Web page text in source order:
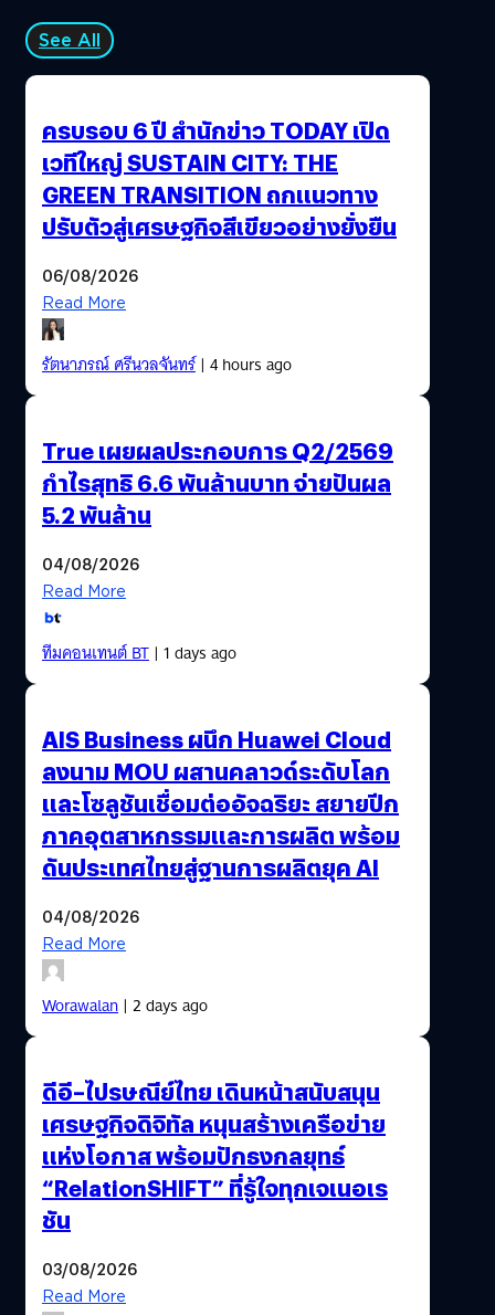
อาการเรื้อรังและรุนแรงขึ้นกว่าเดิมได้ ด้วยเหตุผลนี้การตอบ
คำถามของหมออย่างตรงไปตรงมาคงจำเป็นต่อการรักษา
อย่างยิ่ง และเชื่อเถอะว่าหมอเคยได้ยินมาหมดแล้ว 4. ถามซ้ำ
ต้องจำกัดเวลาในการให้บริการ ซึ่งอาจทำให้ทุกอย่างดูเร็วไป
หมด…
See All
ครบรอบ 6 ปี สำนักข่าว TODAY เปิด
เวทีใหญ่ SUSTAIN CITY: THE
GREEN TRANSITION ถกแนวทาง
ปรับตัวสู่เศรษฐกิจสีเขียวอย่างยั่งยืน
06/08/2026
Read More
รัตนาภรณ์ ศรีนวลจันทร์| 4 hours ago
True เผยผลประกอบการ Q2/2569
กำไรสุทธิ 6.6 พันล้านบาท จ่ายปันผล
5.2 พันล้าน
04/08/2026
Read More
ทีมคอนเทนต์ BT| 1 days ago
AIS Business ผนึก Huawei Cloud
ลงนาม MOU ผสานคลาวด์ระดับโลก
และโซลูชันเชื่อมต่ออัจฉริยะ สยายปีก
ภาคอุตสาหกรรมและการผลิต พร้อม
ดันประเทศไทยสู่ฐานการผลิตยุค AI
04/08/2026
Read More
Worawalan| 2 days ago
ดีอี–ไปรษณีย์ไทย เดินหน้าสนับสนุน
เศรษฐกิจดิจิทัล หนุนสร้างเครือข่าย
แห่งโอกาส พร้อมปักธงกลยุทธ์
“RelationSHIFT” ที่รู้ใจทุกเจเนอเร
ชัน
03/08/2026
Read More